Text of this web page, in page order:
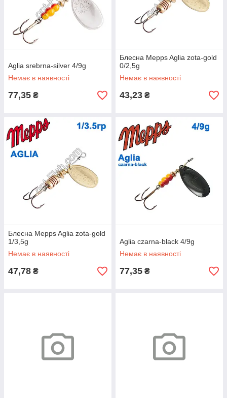
Aglia srebrna-silver 4/9g
Немає в наявності
77,35 ₴
Блесна Mepps Aglia zota-gold
0/2,5g
Немає в наявності
43,23 ₴
Блесна Mepps Aglia zota-gold
1/3,5g
Немає в наявності
47,78 ₴
Aglia czarna-black 4/9g
Немає в наявності
77,35 ₴